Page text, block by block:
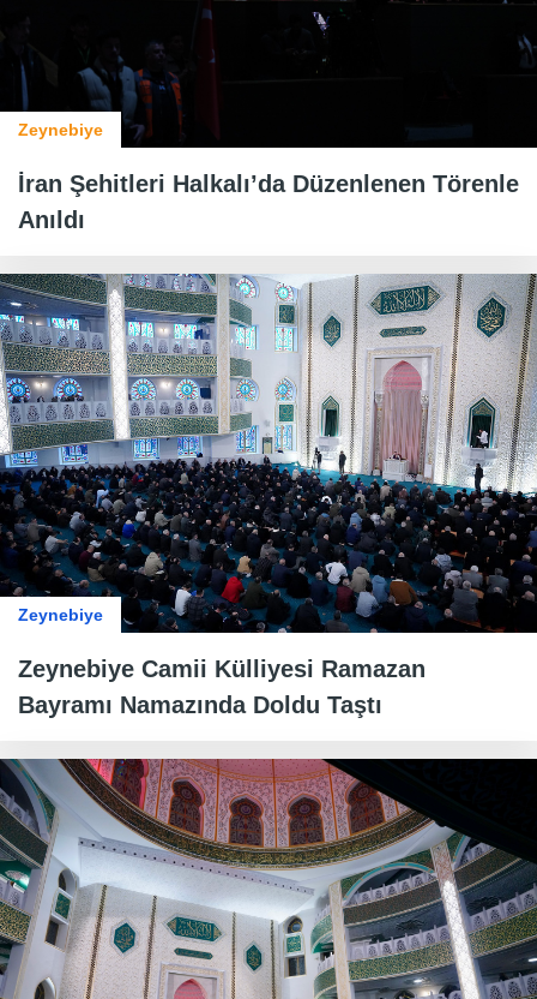
Zeynebiye
İran Şehitleri Halkalı’da Düzenlenen Törenle
Anıldı
Zeynebiye
Zeynebiye Camii Külliyesi Ramazan
Bayramı Namazında Doldu Taştı